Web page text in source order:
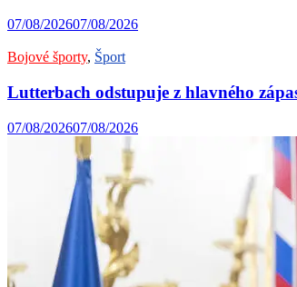
07/08/202607/08/2026
Bojové športy, Šport
Lutterbach odstupuje z hlavného
07/08/202607/08/2026